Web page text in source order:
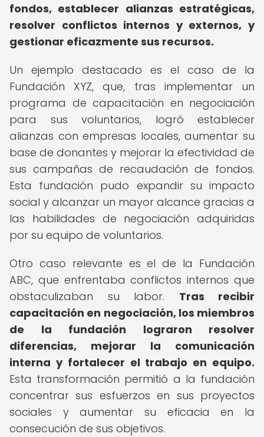
fondos, establecer alianzas estratégicas,
resolver conflictos internos y externos, y
gestionar eficazmente sus recursos.
Un ejemplo destacado es el caso de la
Fundación XYZ, que, tras implementar un
programa de capacitación en negociación
para sus voluntarios, logró establecer
alianzas con empresas locales, aumentar su
base de donantes y mejorar la efectividad de
sus campañas de recaudación de fondos.
Esta fundación pudo expandir su impacto
social y alcanzar un mayor alcance gracias a
las habilidades de negociación adquiridas
por su equipo de voluntarios.
Otro caso relevante es el de la Fundación
ABC, que enfrentaba conflictos internos que
obstaculizaban su labor. Tras recibir
capacitación en negociación, los miembros
de la fundación lograron resolver
diferencias, mejorar la comunicación
interna y fortalecer el trabajo en equipo.
Esta transformación permitió a la fundación
concentrar sus esfuerzos en sus proyectos
sociales y aumentar su eficacia en la
consecución de sus objetivos.